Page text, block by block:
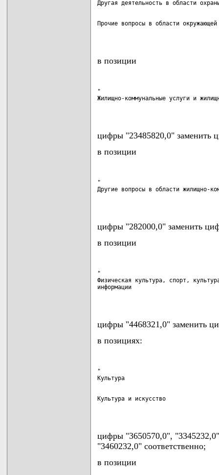
Прочие вопросы в области
в позиции
"
Жилищно-коммунальные услуги и
цифры "23485820,0" заменить
в позиции
"
Другие вопросы в области
цифры "282000,0" заменить
в позиции
"
Физическая культура, спорт,
информации
цифры "4468321,0" заменить
в позициях:
"
Культура и искусство
цифры "3650570,0",
"3460232,0" соответственно;
в позиции